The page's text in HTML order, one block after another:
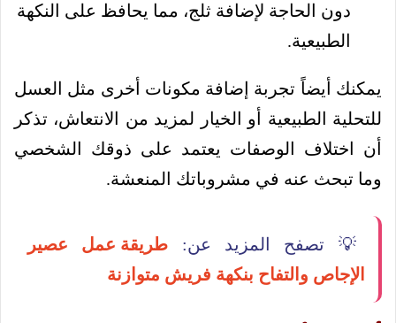
دون الحاجة لإضافة ثلج، مما يحافظ على النكهة
الطبيعية.
يمكنك أيضاً تجربة إضافة مكونات أخرى مثل العسل
للتحلية الطبيعية أو الخيار لمزيد من الانتعاش، تذكر
أن اختلاف الوصفات يعتمد على ذوقك الشخصي
وما تبحث عنه في مشروباتك المنعشة.
💡 تصفح المزيد عن: طريقة عمل عصير
الإجاص والتفاح بنكهة فريش متوازنة